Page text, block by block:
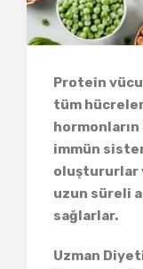
Protein
tüm
immün
oluştururlar
uzun süreli
sağlarlar.
Uzman